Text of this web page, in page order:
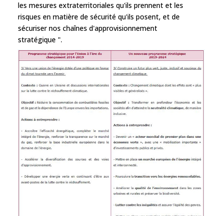
les mesures extraterritoriales qu'ils prennent et les
risques en matière de sécurité qu'ils posent, et de
sécuriser nos chaînes d'approvisionnement
stratégique ".